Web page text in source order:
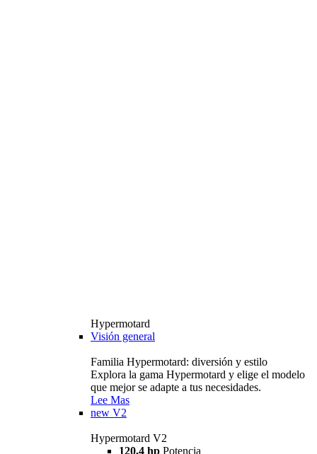
Hypermotard
Visión general
Familia Hypermotard: diversión y estilo
Explora la gama Hypermotard y elige el modelo
que mejor se adapte a tus necesidades.
Lee Mas
new V2
Hypermotard V2
120,4 hp Potencia